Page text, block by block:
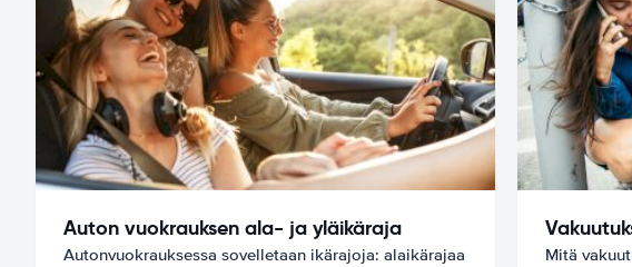
Auton vuokrauksen ala- ja yläikäraja
Autonvuokrauksessa sovelletaan ikärajoja: alaikärajaa
Mitä